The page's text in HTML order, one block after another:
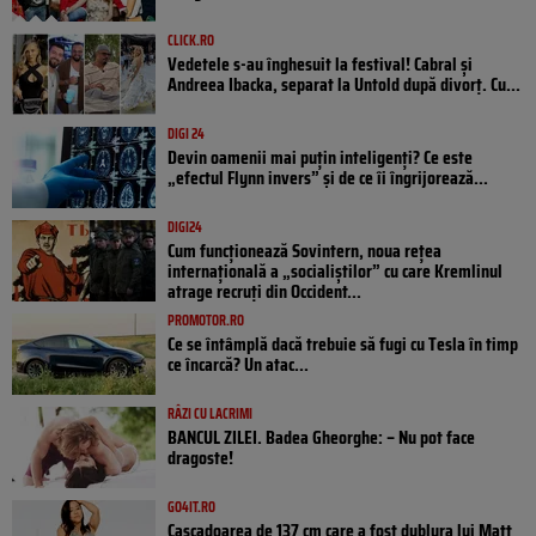
CLICK.RO
Vedetele s-au înghesuit la festival! Cabral și
Andreea Ibacka, separat la Untold după divorț. Cu...
DIGI 24
Devin oamenii mai puțin inteligenți? Ce este
„efectul Flynn invers” și de ce îi îngrijorează...
DIGI24
Cum funcționează Sovintern, noua rețea
internațională a „socialiștilor” cu care Kremlinul
atrage recruți din Occident...
PROMOTOR.RO
Ce se întâmplă dacă trebuie să fugi cu Tesla în timp
ce încarcă? Un atac...
RÂZI CU LACRIMI
BANCUL ZILEI. Badea Gheorghe: – Nu pot face
dragoste!
GO4IT.RO